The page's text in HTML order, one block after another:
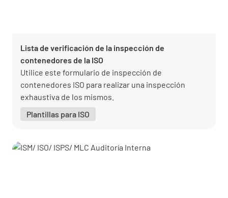
Lista de verificación de la inspección de
contenedores de la ISO
Utilice este formulario de inspección de
contenedores ISO para realizar una inspección
exhaustiva de los mismos.
Plantillas para ISO